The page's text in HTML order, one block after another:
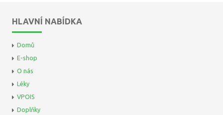
HLAVNÍ NABÍDKA
Domů
E-shop
O nás
Léky
VPOIS
Doplňky